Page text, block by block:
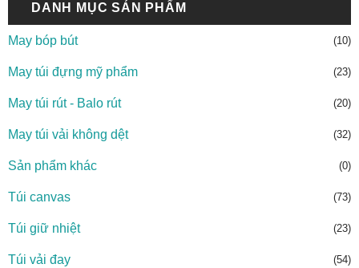
DANH MỤC SẢN PHẨM
May bóp bút (10)
May túi đựng mỹ phẩm (23)
May túi rút - Balo rút (20)
May túi vải không dệt (32)
Sản phẩm khác (0)
Túi canvas (73)
Túi giữ nhiệt (23)
Túi vải đay (54)